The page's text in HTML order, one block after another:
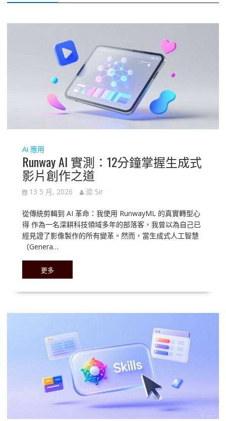
Ai 應用
Runway AI 實測：12分鐘掌握生成式
影片創作之道
13 5 月, 2026 梁 Sir
從傳統剪輯到 AI 革命：我使用 RunwayML 的真實轉型心
得 作為一名深耕科技領域多年的部落客，我曾以為自己已
經見證了影像製作的所有變革。然而，當生成式人工智慧
（Genera…
更多